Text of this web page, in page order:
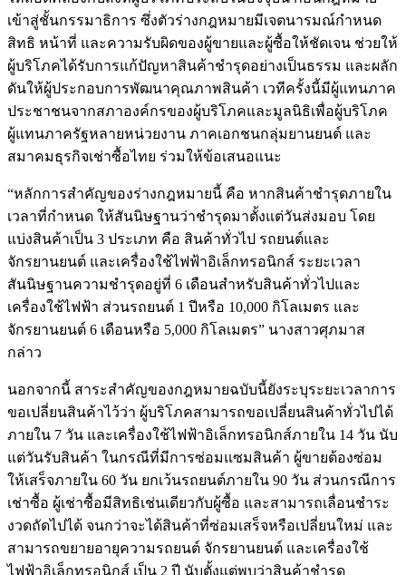
เข้าสู่ชั้นกรรมาธิการ ซึ่งตัวร่างกฎหมายมีเจตนารมณ์กำหนด
สิทธิ หน้าที่ และความรับผิดของผู้ขายและผู้ซื้อให้ชัดเจน ช่วยให้
ผู้บริโภคได้รับการแก้ปัญหาสินค้าชำรุดอย่างเป็นธรรม และผลัก
ดันให้ผู้ประกอบการพัฒนาคุณภาพสินค้า เวทีครั้งนี้มีผู้แทนภาค
ประชาชนจากสภาองค์กรของผู้บริโภคและมูลนิธิเพื่อผู้บริโภค
ผู้แทนภาครัฐหลายหน่วยงาน ภาคเอกชนกลุ่มยานยนต์ และ
สมาคมธุรกิจเช่าซื้อไทย ร่วมให้ข้อเสนอแนะ
“หลักการสำคัญของร่างกฎหมายนี้ คือ หากสินค้าชำรุดภายใน
เวลาที่กำหนด ให้สันนิษฐานว่าชำรุดมาตั้งแต่วันส่งมอบ โดย
แบ่งสินค้าเป็น 3 ประเภท คือ สินค้าทั่วไป รถยนต์และ
จักรยานยนต์ และเครื่องใช้ไฟฟ้าอิเล็กทรอนิกส์ ระยะเวลา
สันนิษฐานความชำรุดอยู่ที่ 6 เดือนสำหรับสินค้าทั่วไปและ
เครื่องใช้ไฟฟ้า ส่วนรถยนต์ 1 ปีหรือ 10,000 กิโลเมตร และ
จักรยานยนต์ 6 เดือนหรือ 5,000 กิโลเมตร” นางสาวศุภมาส
กล่าว
นอกจากนี้ สาระสำคัญของกฎหมายฉบับนี้ยังระบุระยะเวลาการ
ขอเปลี่ยนสินค้าไว้ว่า ผู้บริโภคสามารถขอเปลี่ยนสินค้าทั่วไปได้
ภายใน 7 วัน และเครื่องใช้ไฟฟ้าอิเล็กทรอนิกส์ภายใน 14 วัน นับ
แต่วันรับสินค้า ในกรณีที่มีการซ่อมแซมสินค้า ผู้ขายต้องซ่อม
ให้เสร็จภายใน 60 วัน ยกเว้นรถยนต์ภายใน 90 วัน ส่วนกรณีการ
เช่าซื้อ ผู้เช่าซื้อมีสิทธิเช่นเดียวกับผู้ซื้อ และสามารถเลื่อนชำระ
งวดถัดไปได้ จนกว่าจะได้สินค้าที่ซ่อมเสร็จหรือเปลี่ยนใหม่ และ
สามารถขยายอายุความรถยนต์ จักรยานยนต์ และเครื่องใช้
ไฟฟ้าอิเล็กทรอนิกส์ เป็น 2 ปี นับตั้งแต่พบว่าสินค้าชำรุด